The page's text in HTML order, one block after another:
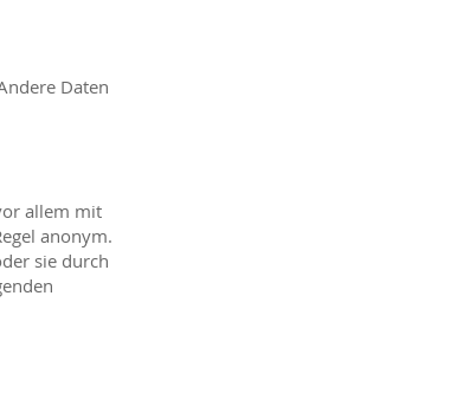
Daten
allem mit
anonym.
sie durch